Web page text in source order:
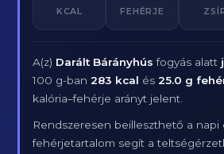
KCAL FEHÉRJE
A(z) Darált Bárányhús fogyás alatt
100 g-ban283 kcal és25.0 g
kalória–fehérje arányt jelent.
Rendszeresen beilleszthető a
fehérjetartalom segít a